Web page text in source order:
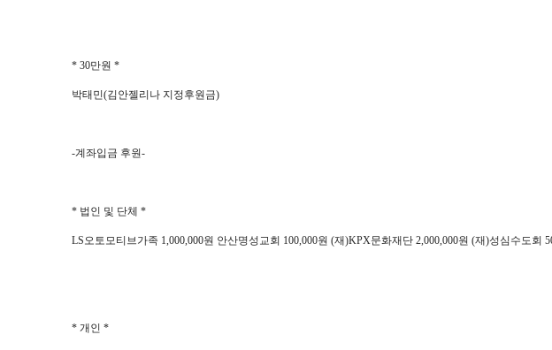
* 30만원 *
박태민(김안젤리나 지정후원금)
-계좌입금 후원-
* 법인 및 단체 *
LS오토모티브가족 1,000,000원 안산명성교회 100,000원 (재)KPX문화재단 2,000,000원 (재)성심수도회
* 개인 *